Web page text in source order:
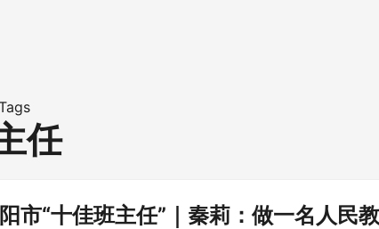
任
市“十佳班主任”｜秦莉：做一名人民